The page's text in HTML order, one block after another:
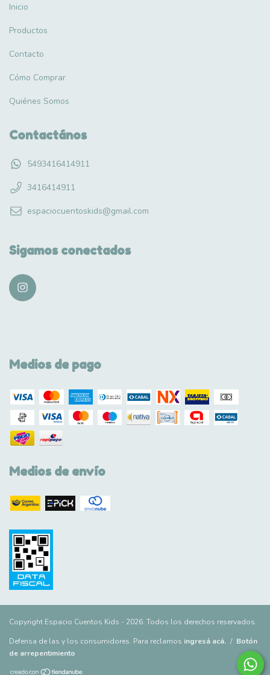
Inicio
Productos
Contacto
Cómo Comprar
Quiénes Somos
Contactános
5493416414911
3416414911
espaciocuentoskids@gmail.com
Sigamos conectados
Medios de pago
Medios de envío
Copyright Espacio Cuentos Kids - 2026. Todos los derechos reservados.
Defensa de las y los consumidores. Para reclamos ingresá acá. / Botón
de arrepentimiento